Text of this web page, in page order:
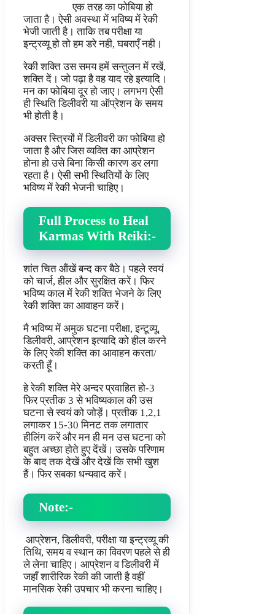
एक तरह का फोबिया हो
जाता है। ऐसी अवस्था में भविष्य में रेकी
भेजी जाती है। ताकि तब परीक्षा या
इन्ट्रव्यू हो तो हम डरे नही, घबराएँ नही।
रेकी शक्ति उस समय हमें सन्तुलन में रखें,
शक्ति दें। जो पढ़ा है वह याद रहे इत्यादि।
मन का फोबिया दूर हो जाए। लगभग ऐसी
ही स्थिति डिलीवरी या ऑप्रेशन के समय
भी होती है।
अक्सर स्त्रियों में डिलीवरी का फोबिया हो
जाता है और जिस व्यक्ति का आप्रेशन
होना हो उसे बिना किसी कारण डर लगा
रहता है। ऐसी सभी स्थितियों के लिए
भविष्य में रेकी भेजनी चाहिए।
Full Process to Heal
Karmas With Reiki:-
शांत चित ऑंखें बन्द कर बैठे। पहले स्वयं
को चार्ज, हील और सुरक्षित करें। फिर
भविष्य काल में रेकी शक्ति भेजने के लिए
रेकी शक्ति का आवाहन करें।
मै भविष्य में अमुक घटना परीक्षा, इन्टूव्यू,
डिलीवरी, आप्रेशन इत्यादि को हील करने
के लिए रेकी शक्ति का आवाहन करता/
करती हूँ।
हे रेकी शक्ति मेरे अन्दर प्रवाहित हो-3
फिर प्रतीक 3 से भविष्यकाल की उस
घटना से स्वयं को जोड़ें। प्रतीक 1,2,1
लगाकर 15-30 मिनट तक लगातार
हीलिंग करें और मन ही मन उस घटना को
बहुत अच्छा होते हुए देंखें। उसके परिणाम
के बाद तक देखें और देखें कि सभी खुश
हैं। फिर सबका धन्यवाद करें।
Note:-
आप्रेशन, डिलीवरी, परीक्षा या इन्ट्रव्यू की
तिथि, समय व स्थान का विवरण पहले से ही
ले लेना चाहिए। आप्रेशन व डिलीवरी में
जहॉं शारीरिक रेकी की जाती है वहीं
मानसिक रेकी उपचार भी करना चाहिए।